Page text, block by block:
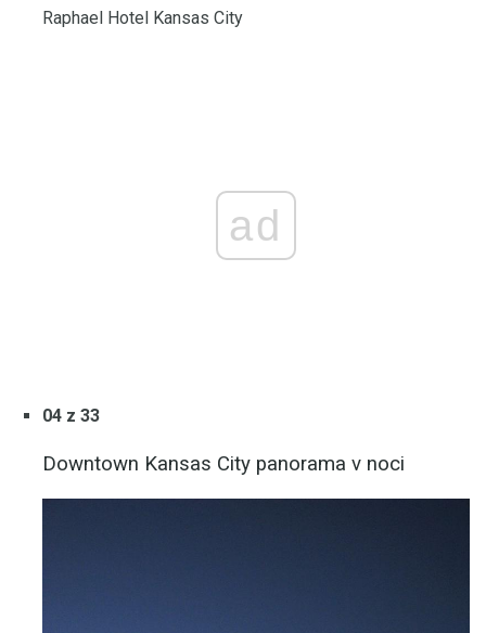
Raphael Hotel Kansas City
ad
04 z 33
Downtown Kansas City panorama v noci